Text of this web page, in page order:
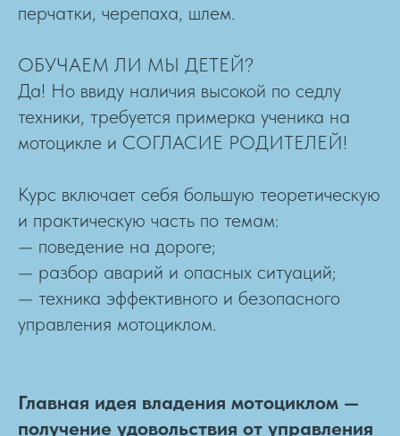
перчатки, черепаха, шлем.
ОБУЧАЕМ ЛИ МЫ ДЕТЕЙ?
Да! Но ввиду наличия высокой по седлу
техники, требуется примерка ученика на
мотоцикле и СОГЛАСИЕ РОДИТЕЛЕЙ!
Курс включает себя большую теоретическую
и практическую часть по темам:
— поведение на дороге;
— разбор аварий и опасных ситуаций;
— техника эффективного и безопасного
управления мотоциклом.
Главная идея владения мотоциклом —
получение удовольствия от управления